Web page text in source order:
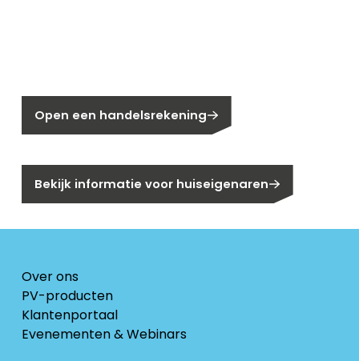
Open een handelsrekening
Bekijk informatie voor huiseigenaren
Over ons
PV-producten
Klantenportaal
Evenementen & Webinars